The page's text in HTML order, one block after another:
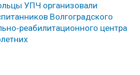
УПЧ организовали
Волгоградского
центра